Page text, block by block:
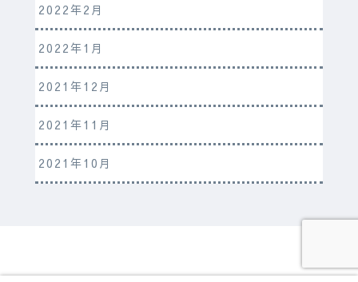
2022年2月
2022年1月
2021年12月
2021年11月
2021年10月